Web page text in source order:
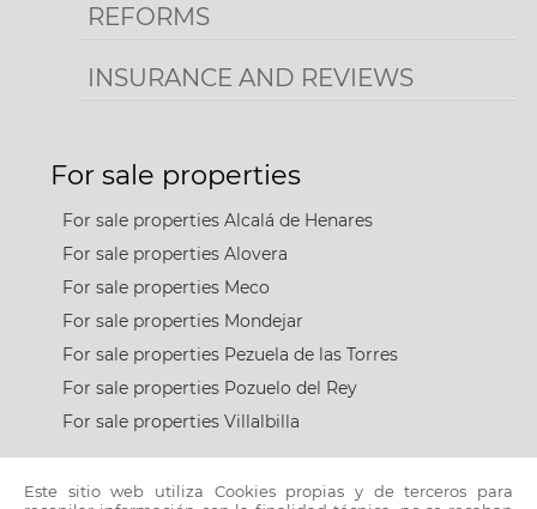
REFORMS
INSURANCE AND REVIEWS
For sale properties
For sale properties Alcalá de Henares
For sale properties Alovera
For sale properties Meco
For sale properties Mondejar
For sale properties Pezuela de las Torres
For sale properties Pozuelo del Rey
For sale properties Villalbilla
Este sitio web utiliza Cookies propias y de terceros para